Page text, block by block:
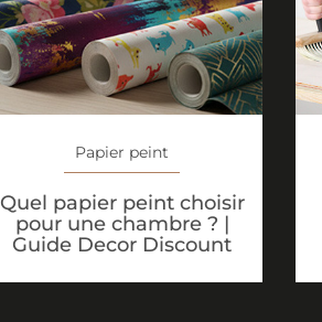
Papier peint
Quel papier peint choisir
pour une chambre ? |
Guide Decor Discount